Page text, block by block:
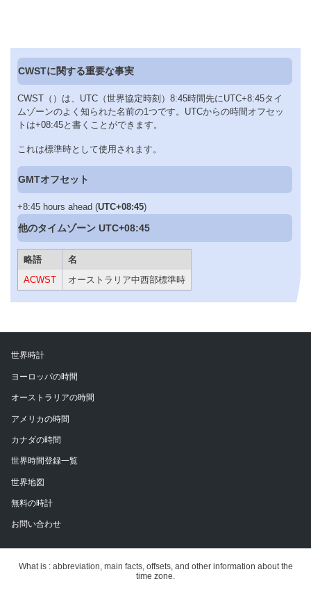
CWSTに関する重要な事実
CWST（）は、UTC（世界協定時刻）8:45時間先にUTC+8:45タイ
ムゾーンのよく知られた名前の1つです。UTCからの時間オフセッ
トは+08:45と書くことができます。
これは標準時として使用されます。
GMTオフセット
+8:45 hours ahead (UTC+08:45)
他のタイムゾーン UTC+08:45
略語
名
ACWST
オーストラリア中西部標準時
世界時計
ヨーロッパの時間
オーストラリアの時間
アメリカの時間
カナダの時間
世界時間登録一覧
世界地図
無料の時計
お問い合わせ
What is : abbreviation, main facts, offsets, and other information about the
time zone.